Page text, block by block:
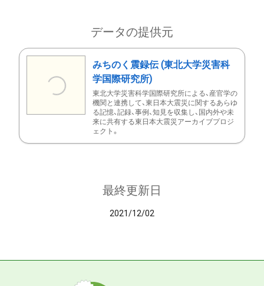
データの提供元
みちのく震録伝 (東北大学災害科
学国際研究所)
東北大学災害科学国際研究所による、産官学の
機関と連携して、東日本大震災に関するあらゆ
る記憶、記録、事例、知見を収集し、国内外や未
来に共有する東日本大震災アーカイブプロジ
ェクト。
最終更新日
2021/12/02